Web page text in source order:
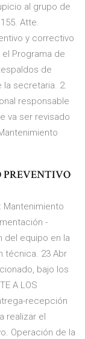
al grupo de
Atte.
y correctivo
Programa de
de
secretaria. 2.
responsable
va ser revisado
PREVENTIVO
Mantenimiento
-
del equipo en la
técnica. 23 Abr
bajo los
A LOS
recepción
realizar el
Operación de la